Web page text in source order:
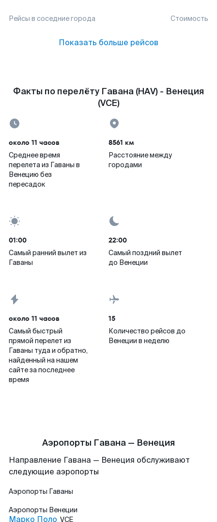
Рейсы в соседние города Стоимость
Показать больше рейсов
Факты по перелёту Гавана (HAV) - Венеция
(VCE)
около 11 часов
Среднее время
перелета из Гаваны в
Венецию без
пересадок
8561 км
Расстояние между
городами
01:00
Самый ранний вылет из
Гаваны
22:00
Самый поздний вылет
до Венеции
около 11 часов
Самый быстрый
прямой перелет из
Гаваны туда и обратно,
найденный на нашем
сайте за последнее
время
15
Количество рейсов до
Венеции в неделю
Аэропорты Гавана — Венеция
Направление Гавана — Венеция обслуживают
следующие аэропорты
Аэропорты Гаваны
Аэропорты Венеции
Марко Поло VCE